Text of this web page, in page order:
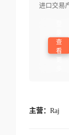
进口交易
查
看
主营： Raj